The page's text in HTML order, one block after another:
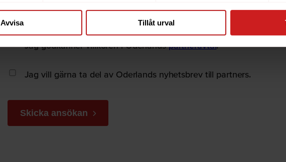
Avvisa Tillåt urval
Samtycke *
Jag godkänner villkoren i Oderlandspartneravtal. *
Samtycke
Jag vill gärna ta del av Oderlands nyhetsbrev till partners.
Skicka ansökan